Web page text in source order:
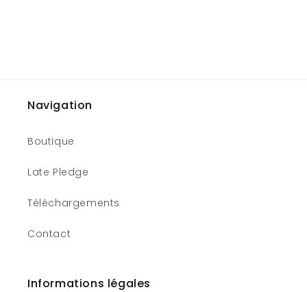
Navigation
Boutique
Late Pledge
Téléchargements
Contact
Informations légales